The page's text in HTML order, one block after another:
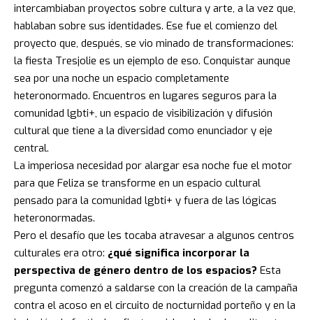
intercambiaban proyectos sobre cultura y arte, a la vez que,
hablaban sobre sus identidades. Ese fue el comienzo del
proyecto que, después, se vio minado de transformaciones:
la fiesta Tresjolie es un ejemplo de eso. Conquistar aunque
sea por una noche un espacio completamente
heteronormado. Encuentros en lugares seguros para la
comunidad lgbti+, un espacio de visibilización y difusión
cultural que tiene a la diversidad como enunciador y eje
central.
La imperiosa necesidad por alargar esa noche fue el motor
para que Feliza se transforme en un espacio cultural
pensado para la comunidad lgbti+ y fuera de las lógicas
heteronormadas.
Pero el desafío que les tocaba atravesar a algunos centros
culturales era otro: ¿qué significa incorporar la
perspectiva de género dentro de los espacios? Esta
pregunta comenzó a saldarse con la creación de la campaña
contra el acoso en el circuito de nocturnidad porteño y en la